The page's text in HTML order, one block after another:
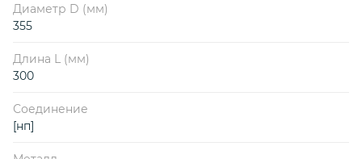
Диаметр D (мм)
355
Длина L (мм)
300
Соединение
[нп]